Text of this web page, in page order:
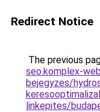
Redirect Notice
The previous
seo.komplex-
bejegyzes/
linkepites/